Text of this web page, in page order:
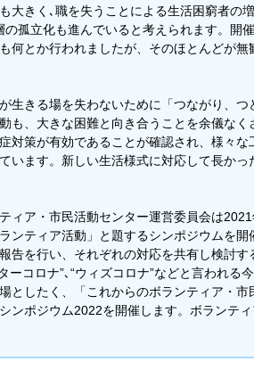
大きく､職を失うことによる生活困窮者の
の孤立化も進んでいると考えられます。開
何とか行われましたが、そのほとんどが
生きる場を失わないために「つながり、
も、大きな困難と向き合うことを余儀な
対策が有効であることが確認され、様々
います。新しい生活様式に対応して長か
ィア・市民活動センター運営委員会は
ンティア活動」と題するシンポジウムを
告を行い、それぞれの対応を共有し検討
ーコロナ”､“ウィズコロナ”などと言われ
としたく、「これからのボランティア・
ンポジウム2022を開催します。ボランテ